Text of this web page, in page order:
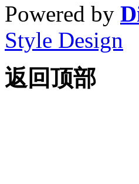
Powered by
Style Design
返回顶部